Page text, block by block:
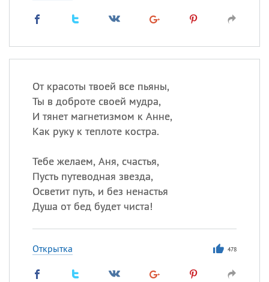
От красоты твоей все пьяны,
Ты в доброте своей мудра,
И тянет магнетизмом к Анне,
Как руку к теплоте костра.
Тебе желаем, Аня, счастья,
Пусть путеводная звезда,
Осветит путь, и без ненастья
Душа от бед будет чиста!
Открытка 478